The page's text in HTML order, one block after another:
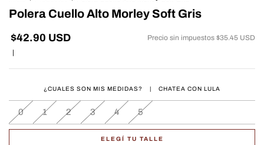
Polera Cuello Alto Morley Soft Gris
$42.90 USD Precio sin impuestos $35.45 USD
|
0 1 2 3 4 5
¿CUALES SON MIS MEDIDAS? CHATEA CON LULA
ELEGÍ TU TALLE